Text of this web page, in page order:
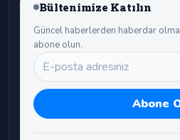
Bültenimize Katılın
Güncel haberlerden haberdar
abone olun.